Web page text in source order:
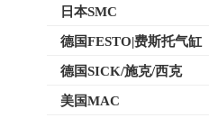
日本SMC
德国FESTO|费斯托气缸
德国SICK/施克/西克
美国MAC